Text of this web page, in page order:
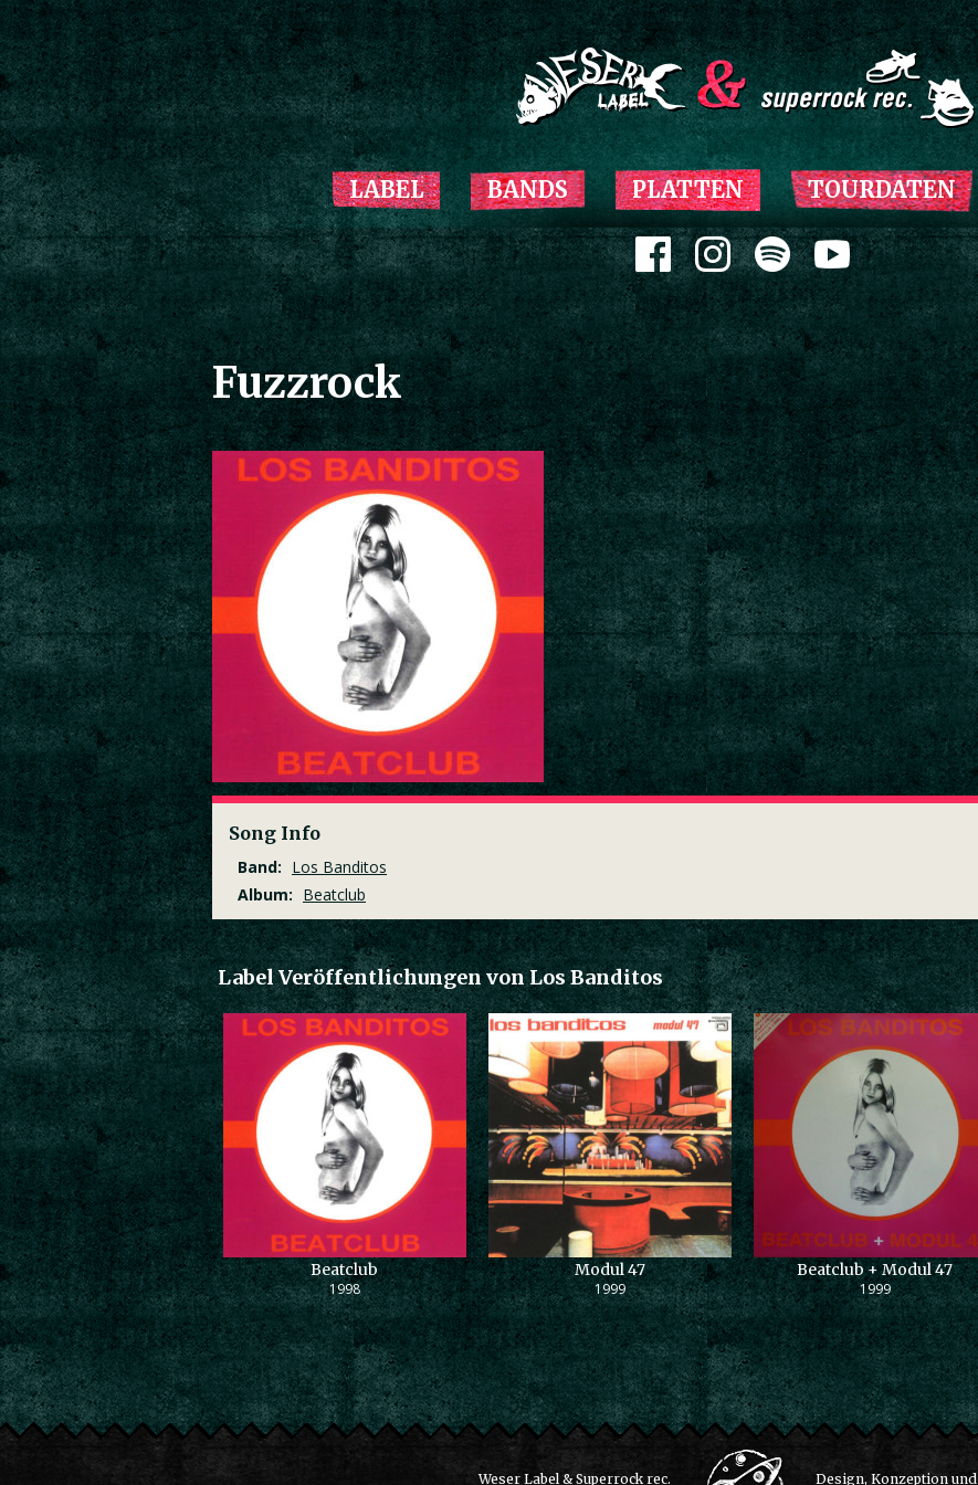
Zum Inhalt springen
LABEL BANDS PLATTEN TOURDATEN
Zum Inhalt springen
Fuzzrock
Song Info
Band: Los Banditos
Album: Beatclub
Label Veröffentlichungen von Los Banditos
Beatclub
1998
Modul 47
1999
Beatclub + Modul 47
1999
Weser Label & Superrock rec. Design, Konzeption und